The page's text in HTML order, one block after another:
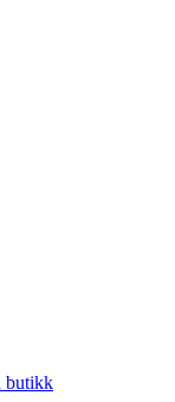
butikk